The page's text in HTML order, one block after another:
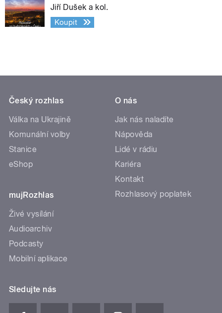
Jiří Dušek a kol.
Koupit
Český rozhlas
Válka na Ukrajině
Komunální volby
Stanice
eShop
mujRozhlas
Živé vysílání
Audioarchiv
Podcasty
Mobilní aplikace
O nás
Jak nás naladíte
Nápověda
Lidé v rádiu
Kariéra
Kontakt
Rozhlasový poplatek
Sledujte nás